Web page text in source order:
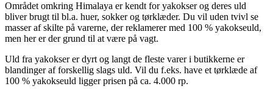
Området omkring Himalaya er kendt for yakokser og deres uld
bliver brugt til bl.a. huer, sokker og tørklæder. Du vil uden tvivl se
masser af skilte på varerne, der reklamerer med 100 % yakokseuld,
men her er der grund til at være på vagt.
Uld fra yakokser er dyrt og langt de fleste varer i butikkerne er
blandinger af forskellig slags uld. Vil du f.eks. have et tørklæde af
100 % yakokseuld ligger prisen på ca. 4.000 rp.